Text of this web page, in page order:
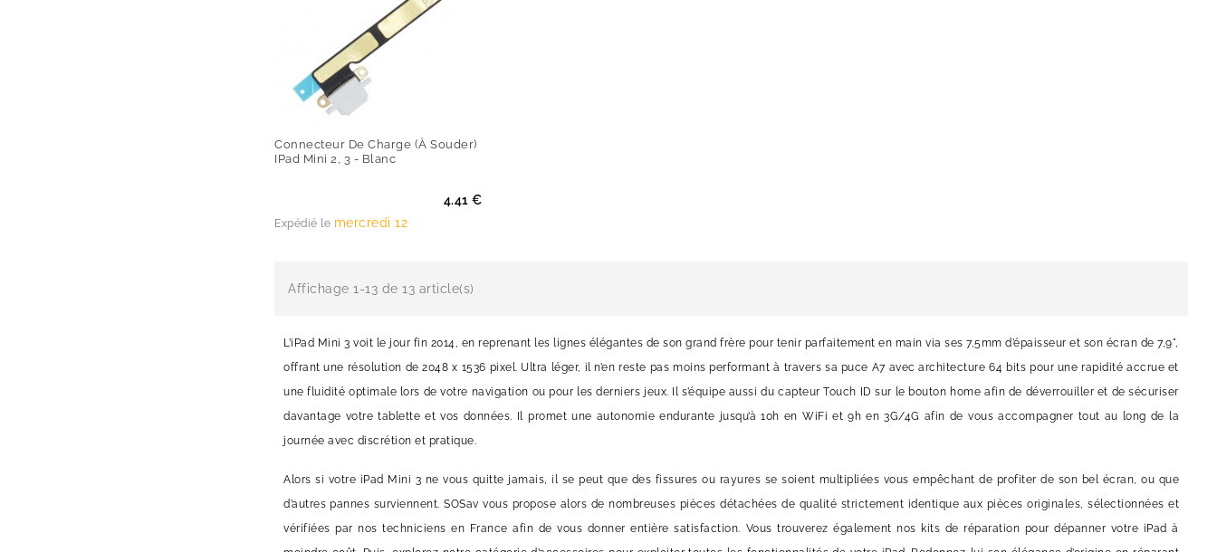
Connecteur De Charge (à Souder)
IPad Mini 2, 3 - Blanc
4.41 €
Expédié le mercredi 12
Affichage 1-13 de 13 article(s)
L’iPad Mini 3 voit le jour fin 2014, en reprenant les lignes élégantes de son grand frère pour tenir parfaitement en main via ses 7,5mm d’épaisseur et son écran de 7,9",
offrant une résolution de 2048 x 1536 pixel. Ultra léger, il n’en reste pas moins performant à travers sa puce A7 avec architecture 64 bits pour une rapidité accrue et
une fluidité optimale lors de votre navigation ou pour les derniers jeux. Il s’équipe aussi du capteur Touch ID sur le bouton home afin de déverrouiller et de sécuriser
davantage votre tablette et vos données. Il promet une autonomie endurante jusqu’à 10h en WiFi et 9h en 3G/4G afin de vous accompagner tout au long de la
journée avec discrétion et pratique.
Alors si votre iPad Mini 3 ne vous quitte jamais, il se peut que des fissures ou rayures se soient multipliées vous empêchant de profiter de son bel écran, ou que
d’autres pannes surviennent. SOSav vous propose alors de nombreuses pièces détachées de qualité strictement identique aux pièces originales, sélectionnées et
vérifiées par nos techniciens en France afin de vous donner entière satisfaction. Vous trouverez également nos kits de réparation pour dépanner votre iPad à